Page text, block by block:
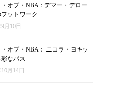
・オブ・NBA：デマー・デロー
ットワーク
月10日
オブ・NBA： ニコラ・ヨキッ
なパス
月14日